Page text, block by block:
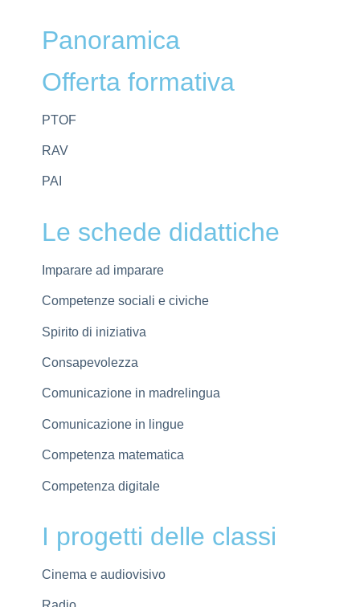
Panoramica
Offerta formativa
PTOF
RAV
PAI
Le schede didattiche
Imparare ad imparare
Competenze sociali e civiche
Spirito di iniziativa
Consapevolezza
Comunicazione in madrelingua
Comunicazione in lingue
Competenza matematica
Competenza digitale
I progetti delle classi
Cinema e audiovisivo